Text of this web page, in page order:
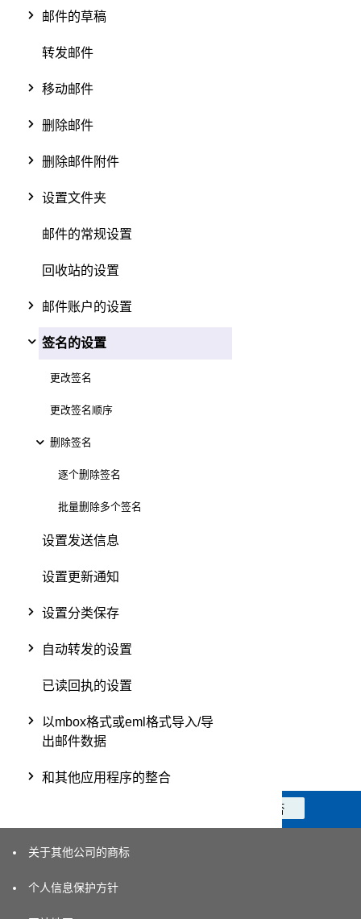
邮件的草稿
转发邮件
移动邮件
删除邮件
删除邮件附件
设置文件夹
邮件的常规设置
回收站的设置
邮件账户的设置
签名的设置
更改签名
更改签名顺序
删除签名
逐个删除签名
批量删除多个签名
设置发送信息
设置更新通知
设置分类保存
自动转发的设置
已读回执的设置
以mbox格式或eml格式导入/导
出邮件数据
和其他应用程序的整合
否
关于其他公司的商标
个人信息保护方针